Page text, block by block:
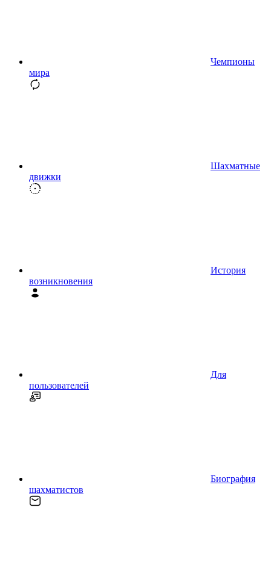
Чемпионы
мира
Шахматные
движки
История
возникновения
Для
пользователей
Биография
шахматистов